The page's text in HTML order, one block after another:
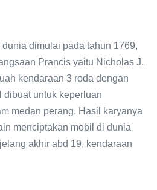
dimulai pada tahun 1769,
Prancis yaitu Nicholas J.
kendaraan 3 roda dengan
dibuat untuk keperluan
medan perang. Hasil karyanya
menciptakan mobil di dunia
akhir abd 19, kendaraan